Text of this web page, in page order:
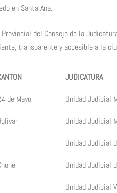
en Santa Ana.
del Consejo de la
transparente y accesible a la
JUDICATURA
de Mayo Unidad Judicial
Unidad Judicial
Unidad Judicial
Unidad Judicial
Unidad Judicial